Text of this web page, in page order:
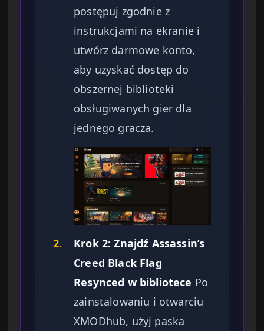
postępuj zgodnie z
instrukcjami na ekranie i
utwórz darmowe konto,
aby uzyskać dostęp do
obszernej biblioteki
obsługiwanych gier dla
jednego gracza.
2.
Krok 2: Znajdź Assassin’s
Creed Black Flag
Resynced w bibliotece Po
zainstalowaniu i otwarciu
XMODhub, użyj paska